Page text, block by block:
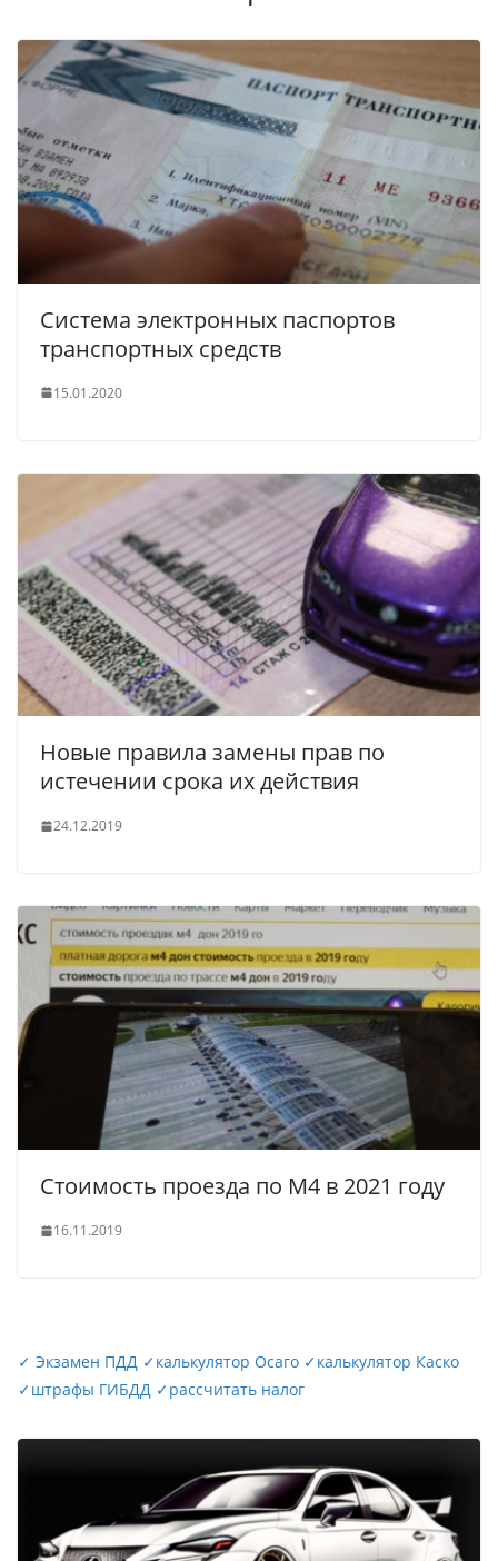
Система электронных паспортов
транспортных средств
15.01.2020
Новые правила замены прав по
истечении срока их действия
24.12.2019
Стоимость проезда по М4 в 2021 году
16.11.2019
✓ Экзамен ПДД ✓калькулятор Осаго ✓калькулятор Каско
✓штрафы ГИБДД ✓рассчитать налог